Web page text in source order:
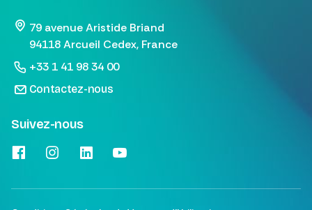
79 avenue Aristide Briand
94118 Arcueil Cedex, France
+33 1 41 98 34 00
Contactez-nous
Suivez-nous